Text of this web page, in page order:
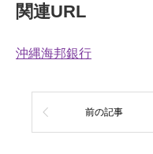
関連URL
沖縄海邦銀行
前の記事